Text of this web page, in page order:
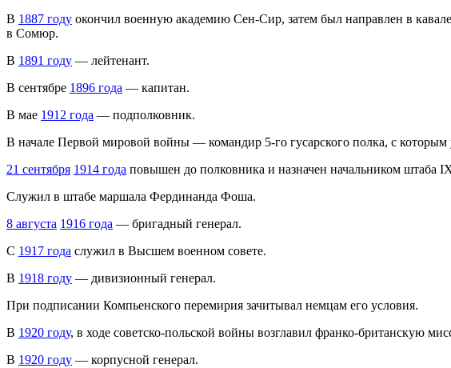
В 1887 году окончил военную академию Сен-Сир, затем был направлен в
в Сомюр.
В 1891 году — лейтенант.
В сентябре 1896 года — капитан.
В мае 1912 года — подполковник.
В начале Первой мировой войны — командир 5-го гусарского полка, с
21 сентября 1914 года повышен до полковника и назначен начальником штаба
Служил в штабе маршала Фердинанда Фоша.
8 августа 1916 года — бригадный генерал.
С 1917 года служил в Высшем военном совете.
В 1918 году — дивизионный генерал.
При подписании Компьенского перемирия зачитывал немцам его условия.
В 1920 году, в ходе советско-польской войны возглавил франко-британскую
В 1920 году — корпусной генерал.